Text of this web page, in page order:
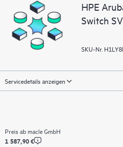
HPE
Switch
SKU-Nr.
Servicedetails anzeigen
Preis ab macle GmbH
1 587,90 €